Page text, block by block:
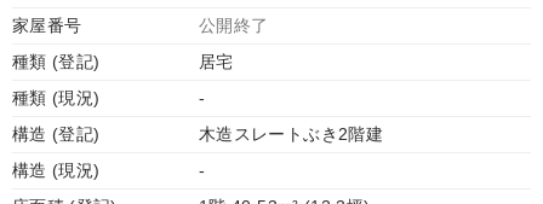
家屋番号
公開終了
種類 (登記)
居宅
種類 (現況)
-
構造 (登記)
木造スレートぶき2階建
構造 (現況)
-